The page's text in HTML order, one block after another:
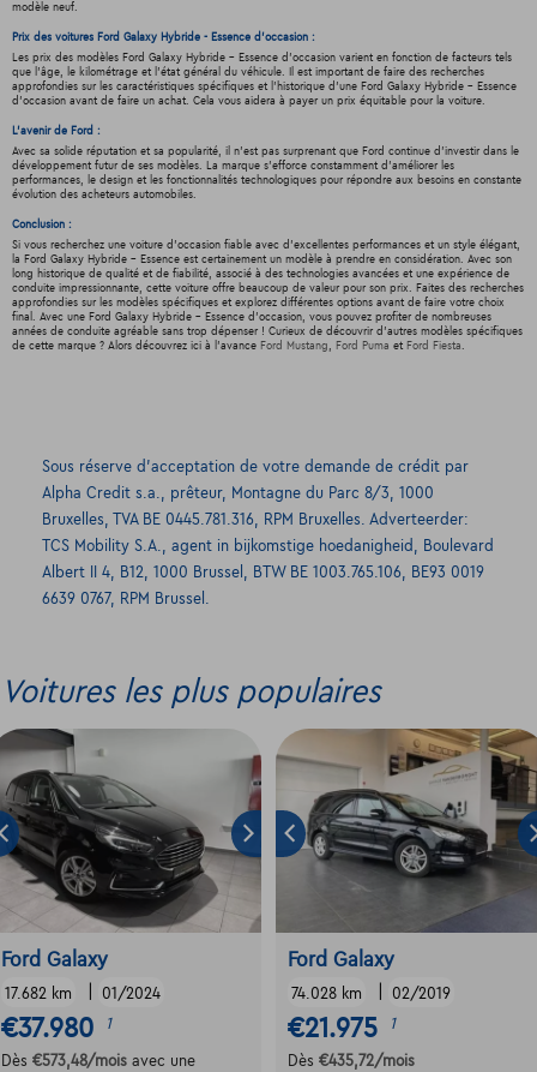
modèle neuf.
Prix des voitures Ford Galaxy Hybride - Essence d'occasion :
Les prix des modèles Ford Galaxy Hybride - Essence d'occasion varient en fonction de facteurs tels
que l'âge, le kilométrage et l'état général du véhicule. Il est important de faire des recherches
approfondies sur les caractéristiques spécifiques et l'historique d'une Ford Galaxy Hybride - Essence
d'occasion avant de faire un achat. Cela vous aidera à payer un prix équitable pour la voiture.
L'avenir de Ford :
Avec sa solide réputation et sa popularité, il n'est pas surprenant que Ford continue d'investir dans le
développement futur de ses modèles. La marque s'efforce constamment d'améliorer les
performances, le design et les fonctionnalités technologiques pour répondre aux besoins en constante
évolution des acheteurs automobiles.
Conclusion :
Si vous recherchez une voiture d'occasion fiable avec d'excellentes performances et un style élégant,
la Ford Galaxy Hybride - Essence est certainement un modèle à prendre en considération. Avec son
long historique de qualité et de fiabilité, associé à des technologies avancées et une expérience de
conduite impressionnante, cette voiture offre beaucoup de valeur pour son prix. Faites des recherches
approfondies sur les modèles spécifiques et explorez différentes options avant de faire votre choix
final. Avec une Ford Galaxy Hybride - Essence d'occasion, vous pouvez profiter de nombreuses
années de conduite agréable sans trop dépenser ! Curieux de découvrir d'autres modèles spécifiques
de cette marque ? Alors découvrez ici à l'avance Ford Mustang , Ford Puma et Ford Fiesta.
Sous réserve d’acceptation de votre demande de crédit par
Alpha Credit s.a., prêteur, Montagne du Parc 8/3, 1000
Bruxelles, TVA BE 0445.781.316, RPM Bruxelles. Adverteerder:
TCS Mobility S.A., agent in bijkomstige hoedanigheid, Boulevard
Albert II 4, B12, 1000 Brussel, BTW BE 1003.765.106, BE93 0019
6639 0767, RPM Brussel.
Voitures les plus populaires
Ford Galaxy
17.682 km 01/2024
€37.980 1
Dès €573,48/mois avec une
Ford Galaxy
74.028 km 02/2019
€21.975 1
Dès €435,72/mois